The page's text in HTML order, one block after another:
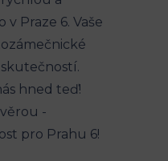
Praze 6. Vaše
hned teď!